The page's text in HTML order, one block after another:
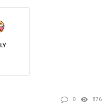
0 876